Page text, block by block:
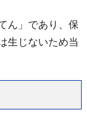
ん」であり、保
生じないため当